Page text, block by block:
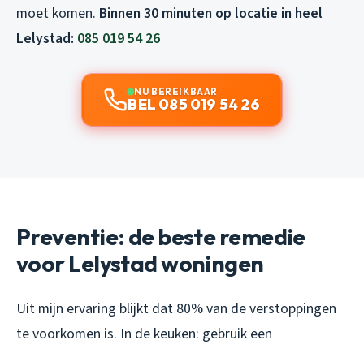
moet komen. Binnen 30 minuten op locatie in heel
Lelystad: 085 019 54 26
NU BEREIKBAAR
BEL 085 019 54 26
Preventie: de beste remedie
voor Lelystad woningen
Uit mijn ervaring blijkt dat 80% van de verstoppingen
te voorkomen is. In de keuken: gebruik een